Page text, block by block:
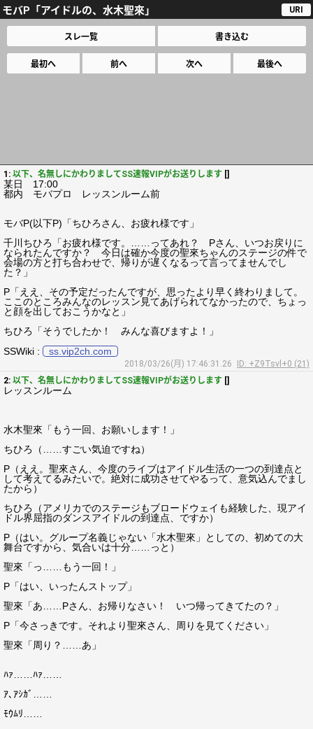
モバP「アイドルの、水木聖來」 URI
スレ一覧 書き込む
最初へ 前へ 次へ 最後へ
1: 以下、名無しにかわりましてSS速報VIPがお送りします []
某日 17:00
都内 モバプロ レッスンルーム前
モバP(以下P)「ちひろさん、お疲れ様です」
千川ちひろ「お疲れ様です。……ってあれ？ Pさん、いつお戻りに
なられたんですか？ 今日は確か今度の聖來ちゃんのステージの件で
会場の方と打ち合わせで、帰りが遅くなるって言ってませんでし
た？」
P「ええ、その予定だったんですが、思ったより早く終わりまして。
ここのところみんなのレッスン見てあげられてなかったので、ちょっ
と顔を出しておこうかなと」
ちひろ「そうでしたか！ みんな喜びますよ！」
SSWiki :
ss.vip2ch.com
2018/03/26(月) 17:46:31.26
ID: +Z9Tsvl+0 (21)
2: 以下、名無しにかわりましてSS速報VIPがお送りします []
レッスンルーム
水木聖來「もう一回、お願いします！」
ちひろ（……すごい気迫ですね）
P（ええ。聖來さん、今度のライブはアイドル生活の一つの到達点と
して考えてるみたいで。絶対に成功させてやるって、意気込んでまし
たから）
ちひろ（アメリカでのステージもブロードウェイも経験した、現アイ
ドル界屈指のダンスアイドルの到達点、ですか）
P（はい。グループ名義じゃない「水木聖來」としての、初めての大
舞台ですから、気合いは十分……っと）
聖來「っ……もう一回！」
P「はい、いったんストップ」
聖來「あ……Pさん、お帰りなさい！ いつ帰ってきてたの？」
P「今さっきです。それより聖來さん、周りを見てください」
聖來「周り？……あ」
ﾊｧ……ﾊｧ……
ｱ､ｱｼｶﾞ……
ﾓｳﾑﾘ……